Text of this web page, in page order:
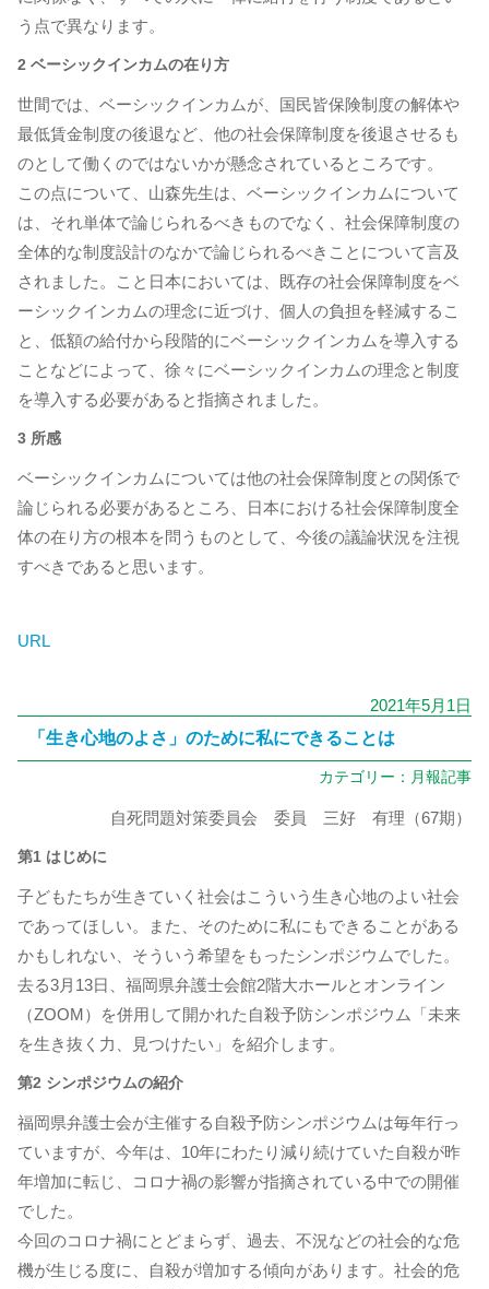
う点で異なります。
2 ベーシックインカムの在り方
世間では、ベーシックインカムが、国民皆保険制度の解体や
最低賃金制度の後退など、他の社会保障制度を後退させるも
のとして働くのではないかが懸念されているところです。
この点について、山森先生は、ベーシックインカムについて
は、それ単体で論じられるべきものでなく、社会保障制度の
全体的な制度設計のなかで論じられるべきことについて言及
されました。こと日本においては、既存の社会保障制度をベ
ーシックインカムの理念に近づけ、個人の負担を軽減するこ
と、低額の給付から段階的にベーシックインカムを導入する
ことなどによって、徐々にベーシックインカムの理念と制度
を導入する必要があると指摘されました。
3 所感
ベーシックインカムについては他の社会保障制度との関係で
論じられる必要があるところ、日本における社会保障制度全
体の在り方の根本を問うものとして、今後の議論状況を注視
すべきであると思います。
URL
2021年5月1日
「生き心地のよさ」のために私にできることは
カテゴリー： 月報記事
自死問題対策委員会 委員 三好 有理（67期）
第1 はじめに
子どもたちが生きていく社会はこういう生き心地のよい社会
であってほしい。また、そのために私にもできることがある
かもしれない、そういう希望をもったシンポジウムでした。
去る3月13日、福岡県弁護士会館2階大ホールとオンライン
（ZOOM）を併用して開かれた自殺予防シンポジウム「未来
を生き抜く力、見つけたい」を紹介します。
第2 シンポジウムの紹介
福岡県弁護士会が主催する自殺予防シンポジウムは毎年行っ
ていますが、今年は、10年にわたり減り続けていた自殺が昨
年増加に転じ、コロナ禍の影響が指摘されている中での開催
でした。
今回のコロナ禍にとどまらず、過去、不況などの社会的な危
機が生じる度に、自殺が増加する傾向があります。社会的危